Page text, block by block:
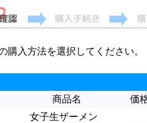
購入方法を選択してください。
商品名 価
女子生ザーメン